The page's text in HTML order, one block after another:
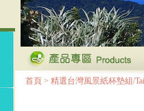
首頁 > 精選台灣風景紙杯墊組/